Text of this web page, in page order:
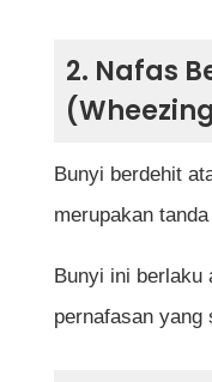
2. Nafas
Bunyi berdehit
merupakan
Bunyi ini berlaku
pernafasan yang